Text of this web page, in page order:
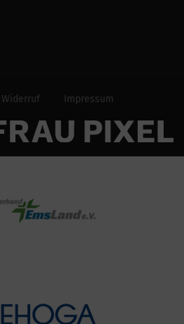
Widerruf
Impressum